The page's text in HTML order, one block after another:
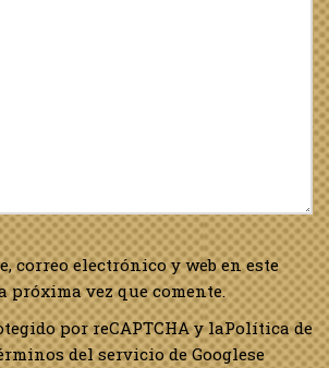
correo electrónico y web en este
próxima vez que comente.
por reCAPTCHA y laPolítica de
del servicio de Googlese